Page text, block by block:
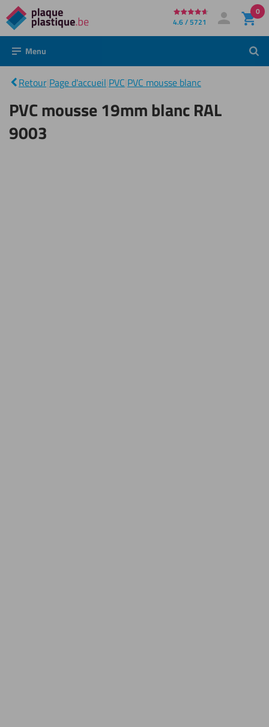
Directement
au
contenu
4.6 / 5721 Mon compte
Se connecter
0
Menu
Retour Page d'accueil PVC PVC mousse blanc
PVC
mousse
19mm
blanc
9003
PVC mousse 19mm blanc RAL
9003